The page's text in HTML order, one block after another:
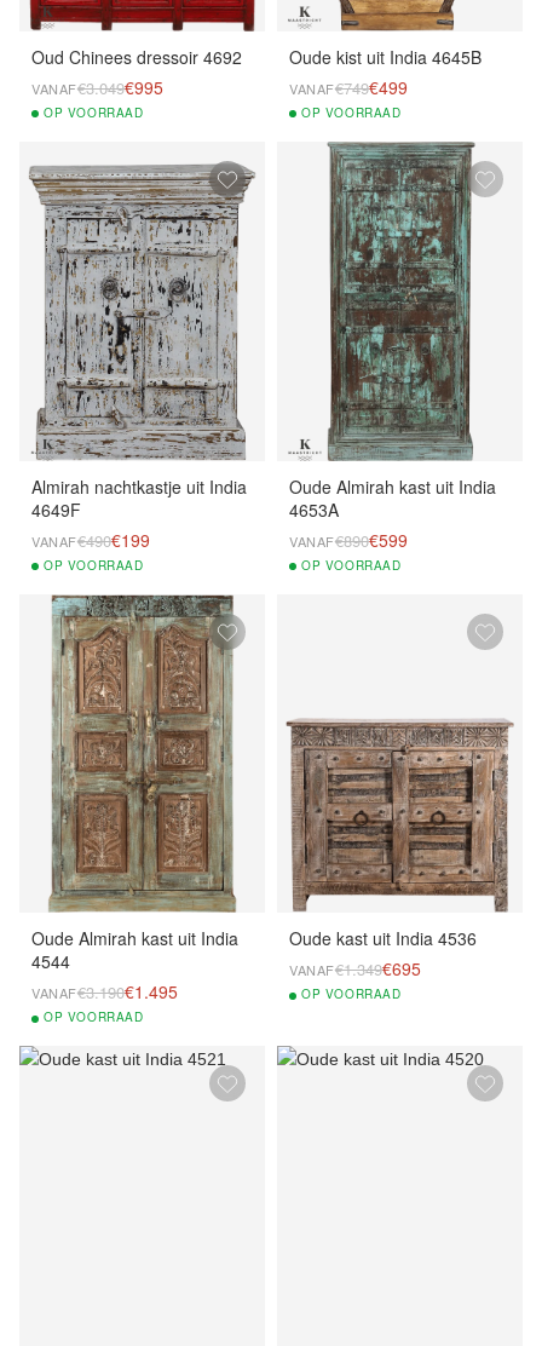
Oud Chinees dressoir 4692
VANAF€3.049€995
OP VOORRAAD
Oude kist uit India 4645B
VANAF€749€499
OP VOORRAAD
Almirah nachtkastje uit India
4649F
VANAF€490€199
OP VOORRAAD
Oude Almirah kast uit India
4653A
VANAF€890€599
OP VOORRAAD
Oude Almirah kast uit India
4544
VANAF€3.190€1.495
OP VOORRAAD
Oude kast uit India 4536
VANAF€1.349€695
OP VOORRAAD